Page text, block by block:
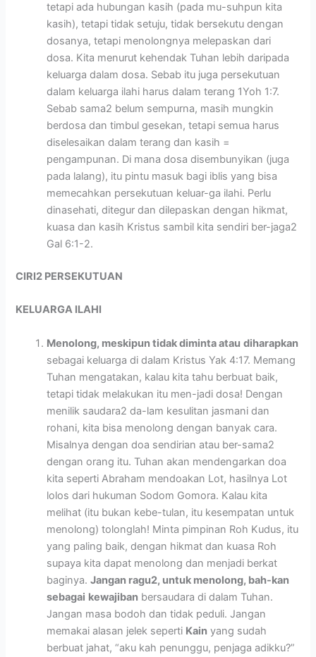
tetapi ada hubungan kasih (pada mu-suhpun kita
kasih), tetapi tidak setuju, tidak bersekutu dengan
dosanya, tetapi menolongnya melepaskan dari
dosa. Kita menurut kehendak Tuhan lebih daripada
keluarga dalam dosa. Sebab itu juga persekutuan
dalam keluarga ilahi harus dalam terang 1Yoh 1:7.
Sebab sama2 belum sempurna, masih mungkin
berdosa dan timbul gesekan, tetapi semua harus
diselesaikan dalam terang dan kasih =
pengampunan. Di mana dosa disembunyikan (juga
pada lalang), itu pintu masuk bagi iblis yang bisa
memecahkan persekutuan keluar-ga ilahi. Perlu
dinasehati, ditegur dan dilepaskan dengan hikmat,
kuasa dan kasih Kristus sambil kita sendiri ber-jaga2
Gal 6:1-2.
CIRI2 PERSEKUTUAN
KELUARGA ILAHI
Menolong, meskipun tidak diminta atau diharapkan
sebagai keluarga di dalam Kristus Yak 4:17. Memang
Tuhan mengatakan, kalau kita tahu berbuat baik,
tetapi tidak melakukan itu men-jadi dosa! Dengan
menilik saudara2 da-lam kesulitan jasmani dan
rohani, kita bisa menolong dengan banyak cara.
Misalnya dengan doa sendirian atau ber-sama2
dengan orang itu. Tuhan akan mendengarkan doa
kita seperti Abraham mendoakan Lot, hasilnya Lot
lolos dari hukuman Sodom Gomora. Kalau kita
melihat (itu bukan kebe-tulan, itu kesempatan untuk
menolong) tolonglah! Minta pimpinan Roh Kudus, itu
yang paling baik, dengan hikmat dan kuasa Roh
supaya kita dapat menolong dan menjadi berkat
baginya.Jangan ragu2, untuk menolong, bah-kan
sebagai kewajiban bersaudara di dalam Tuhan.
Jangan masa bodoh dan tidak peduli. Jangan
memakai alasan jelek seperti Kain yang sudah
berbuat jahat, “aku kah penunggu, penjaga adikku?”